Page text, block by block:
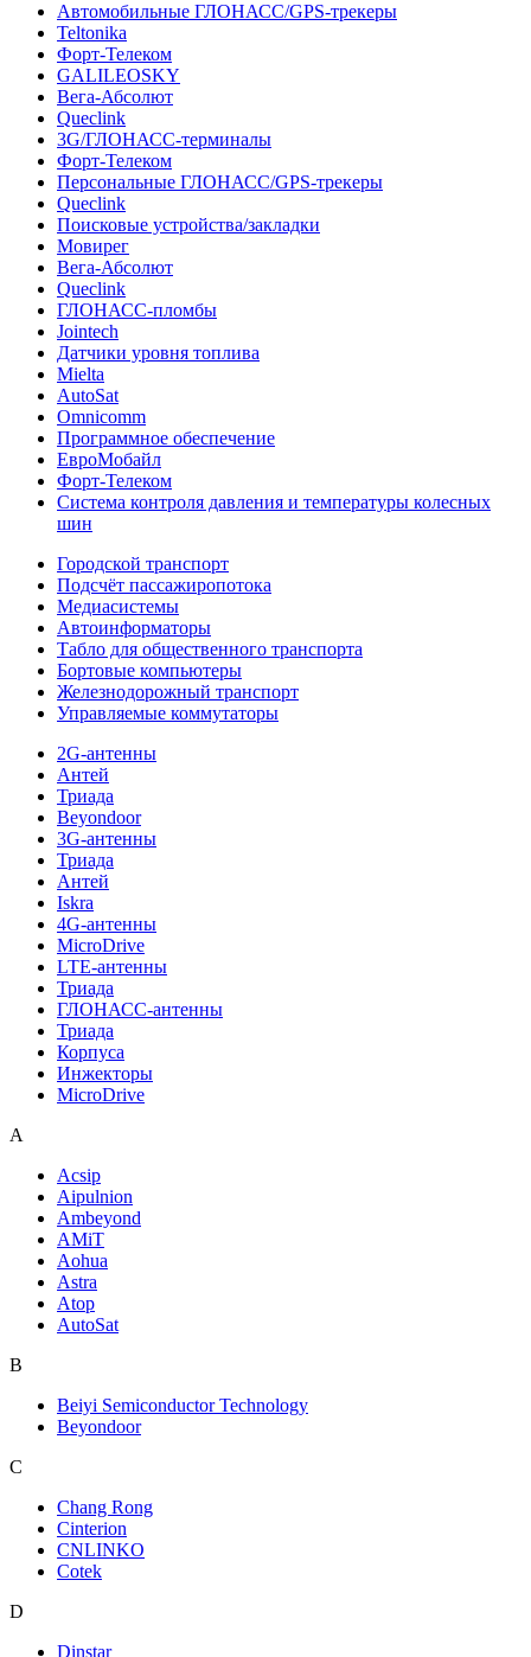
Автомобильные ГЛОНАСС/GPS-трекеры
Teltonika
Форт-Телеком
GALILEOSKY
Вега-Абсолют
Queclink
3G/ГЛОНАСС-терминалы
Форт-Телеком
Персональные ГЛОНАСС/GPS-трекеры
Queclink
Поисковые устройства/закладки
Мовирег
Вега-Абсолют
Queclink
ГЛОНАСС-пломбы
Jointech
Датчики уровня топлива
Mielta
AutoSat
Omnicomm
Программное обеспечение
ЕвроМобайл
Форт-Телеком
Система контроля давления и температуры колесных
шин
Городской транспорт
Подсчёт пассажиропотока
Медиасистемы
Автоинформаторы
Табло для общественного транспорта
Бортовые компьютеры
Железнодорожный транспорт
Управляемые коммутаторы
2G-антенны
Антей
Триада
Beyondoor
3G-антенны
Триада
Антей
Iskra
4G-антенны
MicroDrive
LTE-антенны
Триада
ГЛОНАСС-антенны
Триада
Корпуса
Инжекторы
MicroDrive
A
Acsip
Aipulnion
Ambeyond
AMiT
Aohua
Astra
Atop
AutoSat
B
Beiyi Semiconductor Technology
Beyondoor
C
Chang Rong
Cinterion
CNLINKO
Cotek
D
Dinstar